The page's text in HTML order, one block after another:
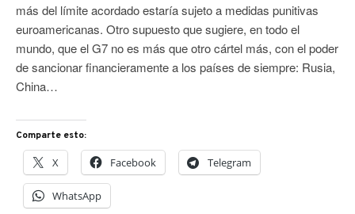
más del límite acordado estaría sujeto a medidas punitivas
euroamericanas. Otro supuesto que sugiere, en todo el
mundo, que el G7 no es más que otro cártel más, con el poder
de sancionar financieramente a los países de siempre: Rusia,
China…
Comparte esto:
X Facebook Telegram
WhatsApp